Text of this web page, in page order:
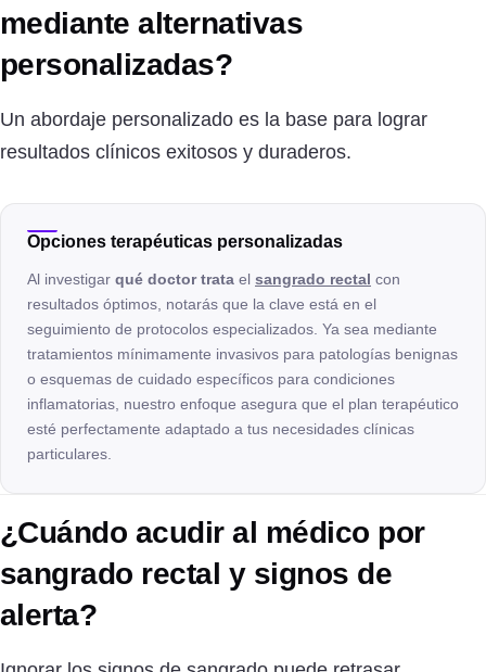
mediante alternativas
personalizadas?
Un abordaje personalizado es la base para lograr
resultados clínicos exitosos y duraderos.
Opciones terapéuticas personalizadas
Al investigar qué doctor trata el sangrado rectal con
resultados óptimos, notarás que la clave está en el
seguimiento de protocolos especializados. Ya sea mediante
tratamientos mínimamente invasivos para patologías benignas
o esquemas de cuidado específicos para condiciones
inflamatorias, nuestro enfoque asegura que el plan terapéutico
esté perfectamente adaptado a tus necesidades clínicas
particulares.
¿Cuándo acudir al médico por
sangrado rectal y signos de
alerta?